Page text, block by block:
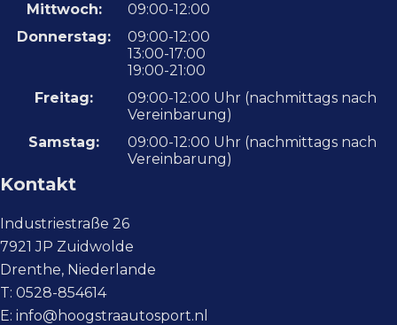
Mittwoch:
09:00-12:00
Donnerstag:
09:00-12:00
13:00-17:00
19:00-21:00
Freitag:
09:00-12:00 Uhr (nachmittags nach
Vereinbarung)
Samstag:
09:00-12:00 Uhr (nachmittags nach
Vereinbarung)
Kontakt
Industriestraße 26
7921 JP Zuidwolde
Drenthe, Niederlande
T: 0528-854614
E: info@hoogstraautosport.nl